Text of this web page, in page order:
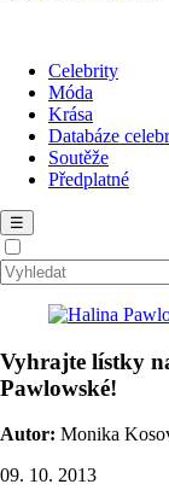
Celebrity
Móda
Krása
Databáze
Soutěže
Předplatné
☰
Vyhrajte lístky
Pawlowské!
Autor: Monika
09. 10. 2013